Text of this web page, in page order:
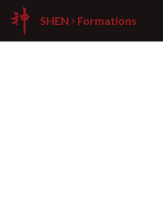
SHEN Formations